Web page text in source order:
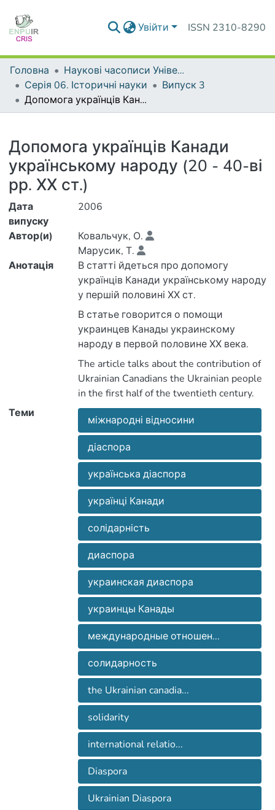
Увійти ISSN 2310-8290
Головна
Наукові часописи Університету
Серія 06. Історичні науки
Випуск 3
Допомога українців Канади українському народу (20 - 40-ві рр. ХХ ст.)
Допомога українців Канади
українському народу (20 - 40-ві
рр. ХХ ст.)
Дата
випуску
2006
Автор(и)
Ковальчук, О.
Марусик, Т.
Анотація
В статті йдеться про допомогу
українців Канади українському народу
у першій половині ХХ ст.
В статье говорится о помощи
украинцев Канады украинскому
народу в первой половине ХХ века.
The article talks about the contribution of
Ukrainian Canadians the Ukrainian people
in the first half of the twentieth century.
Теми
міжнародні відносини
діаспора
українська діаспора
українці Канади
солідарність
диаспора
украинская диаспора
украинцы Канады
международные отношен...
солидарность
the Ukrainian canadia...
solidarity
international relatio...
Diaspora
Ukrainian Diaspora